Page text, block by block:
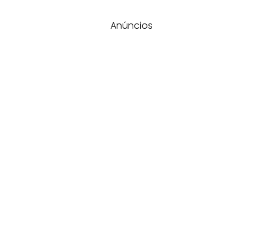
Anúncios